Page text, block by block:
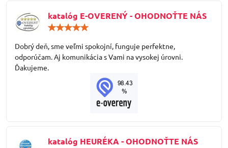
katalóg E-OVERENÝ - OHODNOŤTE NÁS
5
Dobrý deň, sme veľmi spokojní, funguje perfektne,
odporúčam. Aj komunikácia s Vami na vysokej úrovni.
Ďakujeme.
katalóg HEURÉKA - OHODNOŤTE NÁS